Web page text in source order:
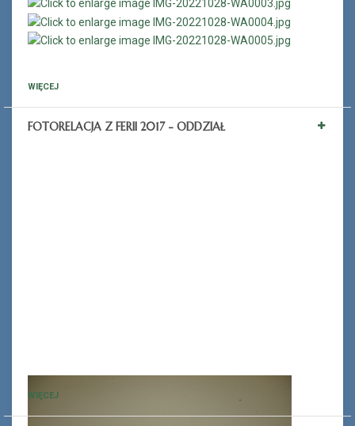
WIĘCEJ
FOTORELACJA Z FERII 2017 - ODDZIAŁ
WIĘCEJ